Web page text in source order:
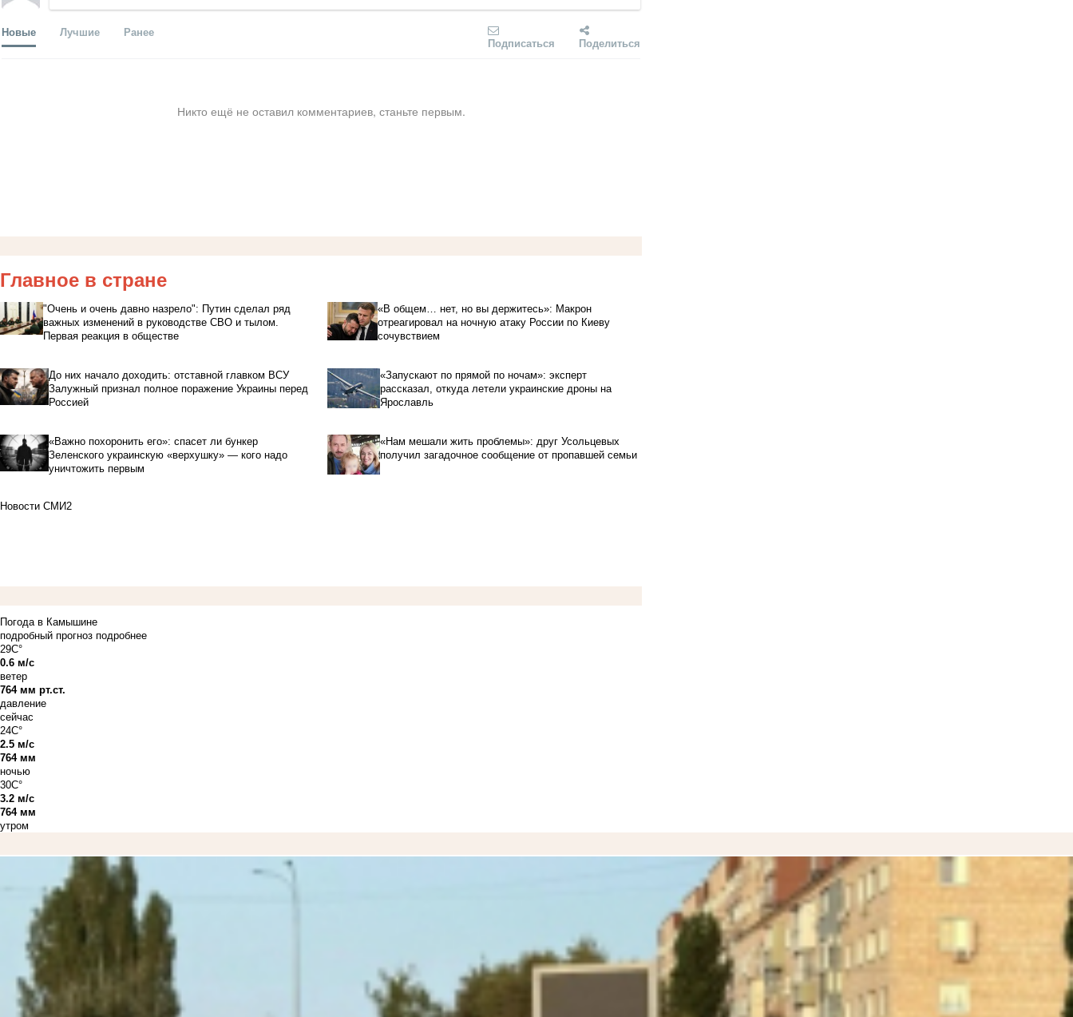
Новые Лучшие Ранее
Подписаться Поделиться
Никто ещё не оставил комментариев, станьте первым.
Главное в стране
"Очень и очень давно назрело": Путин сделал ряд
важных изменений в руководстве СВО и тылом.
Первая реакция в обществе
«В общем… нет, но вы держитесь»: Макрон
отреагировал на ночную атаку России по Киеву
сочувствием
До них начало доходить: отставной главком ВСУ
Залужный признал полное поражение Украины перед
Россией
«Запускают по прямой по ночам»: эксперт
рассказал, откуда летели украинские дроны на
Ярославль
«Важно похоронить его»: спасет ли бункер
Зеленского украинскую «верхушку» — кого надо
уничтожить первым
«Нам мешали жить проблемы»: друг Усольцевых
получил загадочное сообщение от пропавшей семьи
Новости СМИ2
Погода в Камышине
подробный прогноз подробнее
29C°
0.6 м/с
ветер
764 мм рт.ст.
давление
сейчас
24C°
2.5 м/с
764 мм
ночью
30C°
3.2 м/с
764 мм
утром